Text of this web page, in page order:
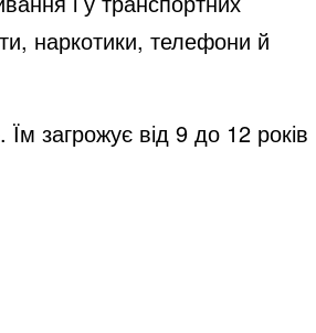
наркотики, телефони й
загрожує від 9 до 12 років